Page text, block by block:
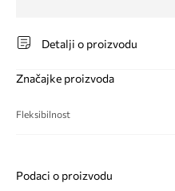
Detalji o proizvodu
Značajke proizvoda
Fleksibilnost
Podaci o proizvodu